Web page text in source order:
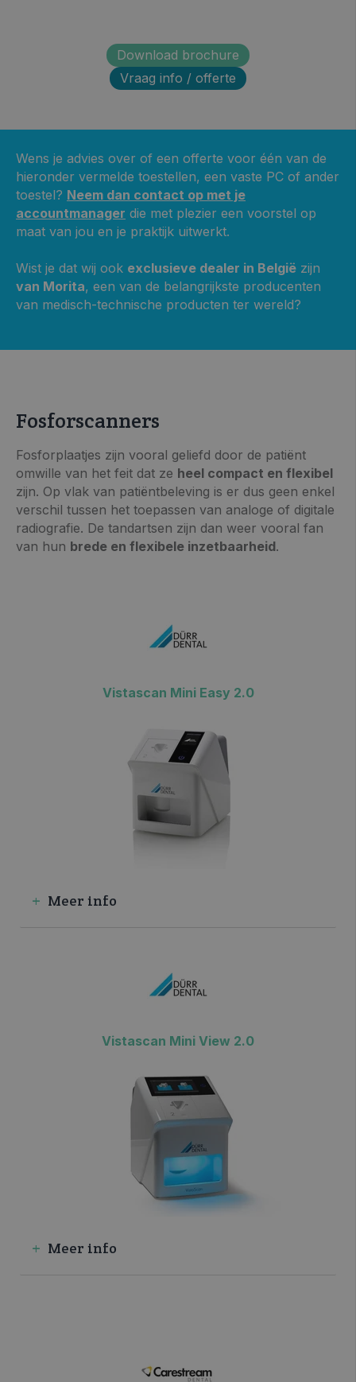
Download brochure
Vraag info / offerte
Wens je advies over of een offerte voor één van de
hieronder vermelde toestellen, een vaste PC of ander
toestel? Neem dan contact op met je
accountmanager die met plezier een voorstel op
maat van jou en je praktijk uitwerkt.
Wist je dat wij ook exclusieve dealer in België zijn
van Morita, een van de belangrijkste producenten
van medisch-technische producten ter wereld?
Fosforscanners
Fosforplaatjes zijn vooral geliefd door de patiënt
omwille van het feit dat ze heel compact en flexibel
zijn. Op vlak van patiëntbeleving is er dus geen enkel
verschil tussen het toepassen van analoge of digitale
radiografie. De tandartsen zijn dan weer vooral fan
van hun brede en flexibele inzetbaarheid.
Vistascan Mini Easy 2.0
Meer info
>> VRAAG INFO / OFFERTE
Vistascan Mini View 2.0
Meer info